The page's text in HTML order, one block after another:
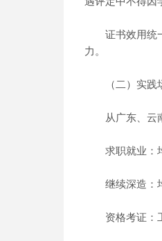
证书效用统一
力。
（二）实践场
从广东、云南
求职就业：均
继续深造：均
资格考证：工